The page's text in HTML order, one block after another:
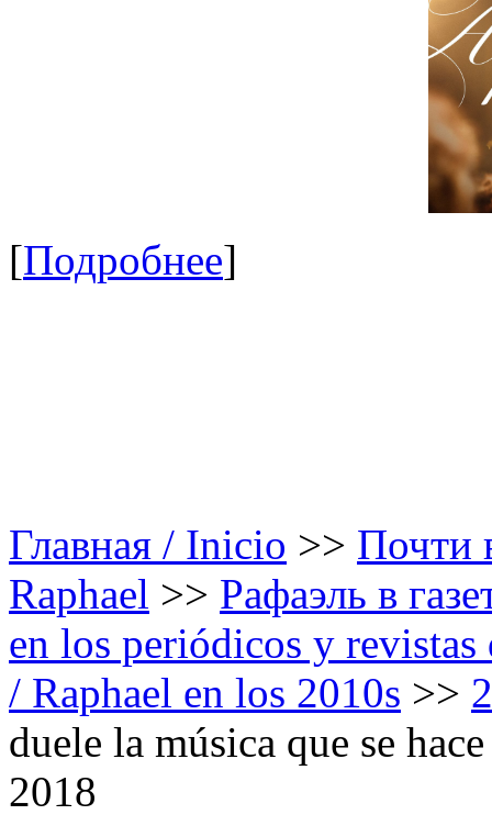
[Подробнее]
Главная / Inicio >> Почти
Raphael >> Рафаэль в
en los periódicos y
/ Raphael en los 2010s >>
duele la música que se
2018